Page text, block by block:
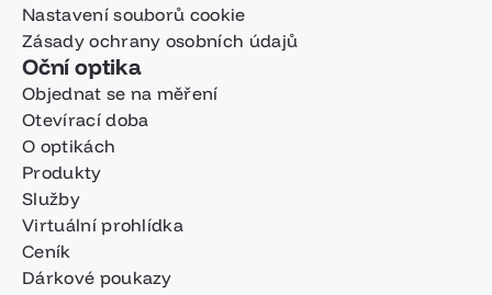
Nastavení souborů cookie
Zásady ochrany osobních údajů
Oční optika
Objednat se na měření
Otevírací doba
O optikách
Produkty
Služby
Virtuální prohlídka
Ceník
Dárkové poukazy